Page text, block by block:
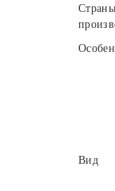
Страны
Вид